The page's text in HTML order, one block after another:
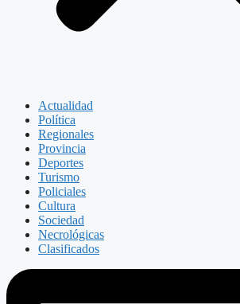
Actualidad
Política
Regionales
Provincia
Deportes
Turismo
Policiales
Cultura
Sociedad
Necrológicas
Clasificados